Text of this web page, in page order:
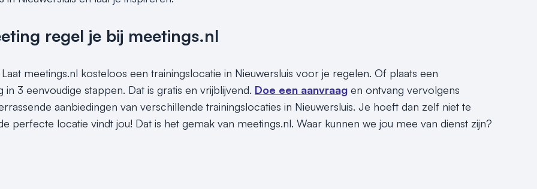
regel je bij meetings.nl
meetings.nl kosteloos een trainingslocatie in Nieuwersluis voor je regelen. Of plaats een
in 3 eenvoudige stappen. Dat is gratis en vrijblijvend. Doe een aanvraag en ontvang vervolgens
aanbiedingen van verschillende trainingslocaties in Nieuwersluis. Je hoeft dan zelf niet te
perfecte locatie vindt jou! Dat is het gemak van meetings.nl. Waar kunnen we jou mee van dienst zijn?